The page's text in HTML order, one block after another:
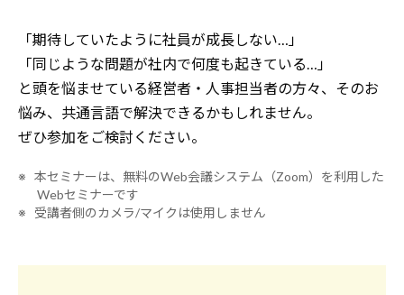
「期待していたように社員が成長しない…」
「同じような問題が社内で何度も起きている…」
と頭を悩ませている経営者・人事担当者の方々、そのお
悩み、共通言語で解決できるかもしれません。
ぜひ参加をご検討ください。
※ 本セミナーは、無料のWeb会議システム（Zoom）を利用した
Webセミナーです
※ 受講者側のカメラ/マイクは使用しません